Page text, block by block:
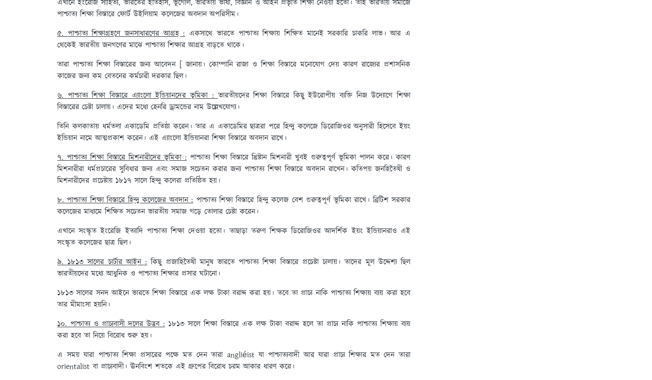
এখানে ইংরেজি সাহিত্য, ভারতের ইতিহাস, ভূগোল, ভারতীয় ভাষা, বিজ্ঞান ও আইন প্রভৃতি শিক্ষা নেওয়া হতো। তাই ভারতীয় সমাজে
পাশ্চাত্য শিক্ষা বিস্তারে ফোর্ট উইলিয়াম কলেজের অবদান অপরিসীম।
৫. পাশ্চাত্য শিক্ষাগ্রহণে জনসাধারণের আগ্রহ :একসাথে ভারতে পাশ্চাত্য শিক্ষায় শিক্ষিত মানেই সরকারি চাকরি লাভ। আর এ
থেকেই ভারতীয় জনগণের মাঝে পাশ্চাত্য শিক্ষার আগ্রহ বাড়তে থাকে।
তারা পাশ্চাত্য শিক্ষা বিস্তারের জন্য আবেদন [ জানায়। কোম্পানি রাজা ও শিক্ষা বিস্তারে মনোযোগ দেয় কারণ রাজ্যের প্রশাসনিক
কাজের জন্য কম বেতনের কর্মচারী দরকার ছিল।
৬. পাশ্চাত্য শিক্ষা বিস্তারে এ্যাংলো ইন্ডিয়ানদের ভূমিকা :ভারতীয়দের শিক্ষা বিস্তারে কিছু ইউরোপীয় ব্যক্তি নিজ উদ্যোগে শিক্ষা
বিস্তারের চেষ্টা চালায়। এদের মধ্যে হেনরি ড্রামন্ডের নাম উল্লেখযোগ্য।
তিনি কলকাতায় ধর্মতলা একাডেমি প্রতিষ্ঠা করেন। তার এ একাডেমির ছাত্ররা পরে হিন্দু কলেজে ডিরোজিওর অনুসারী হিসেবে ইয়ং
ইন্ডিয়ান নামে আত্মপ্রকাশ করেন। এই এ্যাংলো ইন্ডিয়ানরা শিক্ষা বিস্তারে অবদান রাখে।
৭. পাশ্চাত্য শিক্ষা বিস্তারে মিশনারীদের ভূমিকা : পাশ্চাত্য শিক্ষা বিস্তারে খ্রিষ্টান মিশনারী খুবই গুরুত্বপূর্ণ ভূমিকা পালন করে। কারণ
মিশনারীরা ধর্মপ্রচারের সুবিধার জন্য এবং সমাজ সচেতন করার জন্য পাশ্চাত্য শিক্ষা বিস্তারে অবদান রাখেন। কতিপয় জনহিতৈষী ও
মিশনারীদের প্রচেষ্টায় ১৮১৭ সালে হিন্দু কলেরা প্রতিষ্ঠিত হয়।
৮. পাশ্চাত্য শিক্ষা বিস্তারে হিন্দু কলেজের অবদান :পাশ্চাত্য শিক্ষা বিস্তারে হিন্দু কলেজ বেশ গুরুত্বপূর্ণ ভূমিকা রাখে। ব্রিটিশ সরকার
কলেজের মাধ্যমে শিক্ষিত সচেতন ভারতীয় সমাজ গড়ে তোলার চেষ্টা করেন।
এখানে সংস্কৃত ইংরেজি ইত্যাদি পাশ্চাত্য শিক্ষা দেওয়া হতো। তাছাড়া তরুণ শিক্ষক ডিরোজিওর আদর্শিক ইয়ং ইন্ডিয়ানরাও এই
সংস্কৃত কলেজের ছাত্র ছিল।
৯. ১৮১৩ সালের চার্টার আইন :কিছু প্রজাহিতৈষী মানুষ ভারতে পাশ্চাত্য শিক্ষা বিস্তারে প্রচেষ্টা চালায়। তাদের মূল উদ্দেশ্য ছিল
ভারতীয়দের মধ্যে আধুনিক ও পাশ্চাত্য শিক্ষার প্রসার ঘটানো।
১৮১৩ সালের সনদ আইনে ভারতে শিক্ষা বিস্তারে এক লক্ষ টাকা বরাদ্দ করা হয়। তবে তা প্রাচ্য নাকি পাশ্চাত্য শিক্ষায় ব্যয় করা হবে
তার মীমাংসা হয়নি।
১০. পাশ্চাত্য ও প্রাচ্যবাসী দলের উদ্ভব : ১৮১৩ সালে শিক্ষা বিস্তারে এক লক্ষ টাকা বরাদ্দ হলে তা প্রাচ্য নাকি পাশ্চাত্য শিক্ষায় ব্যয়
করা হবে তা নিয়ে বিরোধ শুরু হয়।
এ সময় যারা পাশ্চাত্য শিক্ষা প্রসারের পক্ষে মত দেন তারা angliéist যা পাশ্চাত্যবাদী আর যারা প্রাচ্য শিক্ষার মত দেন তারা
orientalist বা প্রাচ্যবাদী। ঊনবিংশ শতকে এই গ্রুপের বিরোধ চরম আকার ধারণ করে।